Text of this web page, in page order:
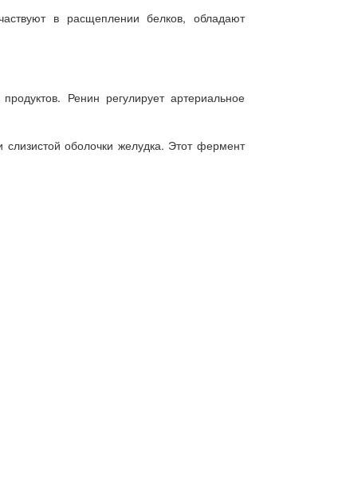
в расщеплении белков, обладают
Ренин регулирует артериальное
оболочки желудка. Этот фермент